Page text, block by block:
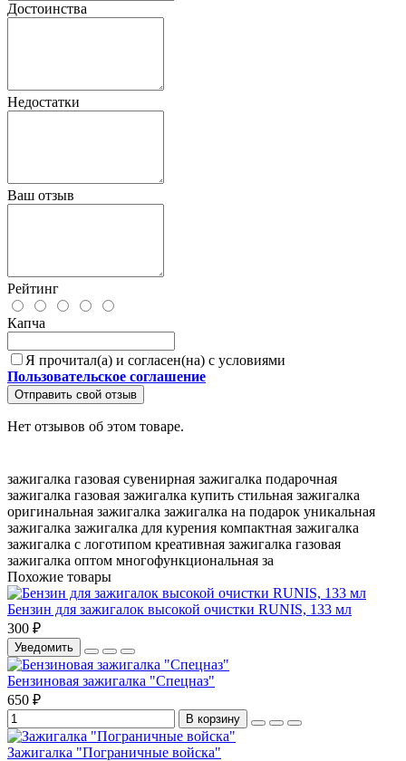
Достоинства
Недостатки
Ваш отзыв
Рейтинг
Капча
Я прочитал(а) и согласен(на) с условиями
Пользовательское соглашение
Отправить свой отзыв
Нет отзывов об этом товаре.
зажигалка газовая сувенирная зажигалка подарочная
зажигалка газовая зажигалка купить стильная зажигалка
оригинальная зажигалка зажигалка на подарок уникальная
зажигалка зажигалка для курения компактная зажигалка
зажигалка с логотипом креативная зажигалка газовая
зажигалка оптом многофункциональная за
Похожие товары
Бензин для зажигалок высокой очистки RUNIS, 133 мл
300 ₽
Уведомить
Бензиновая зажигалка "Спецназ"
650 ₽
В корзину
Зажигалка "Пограничные войска"